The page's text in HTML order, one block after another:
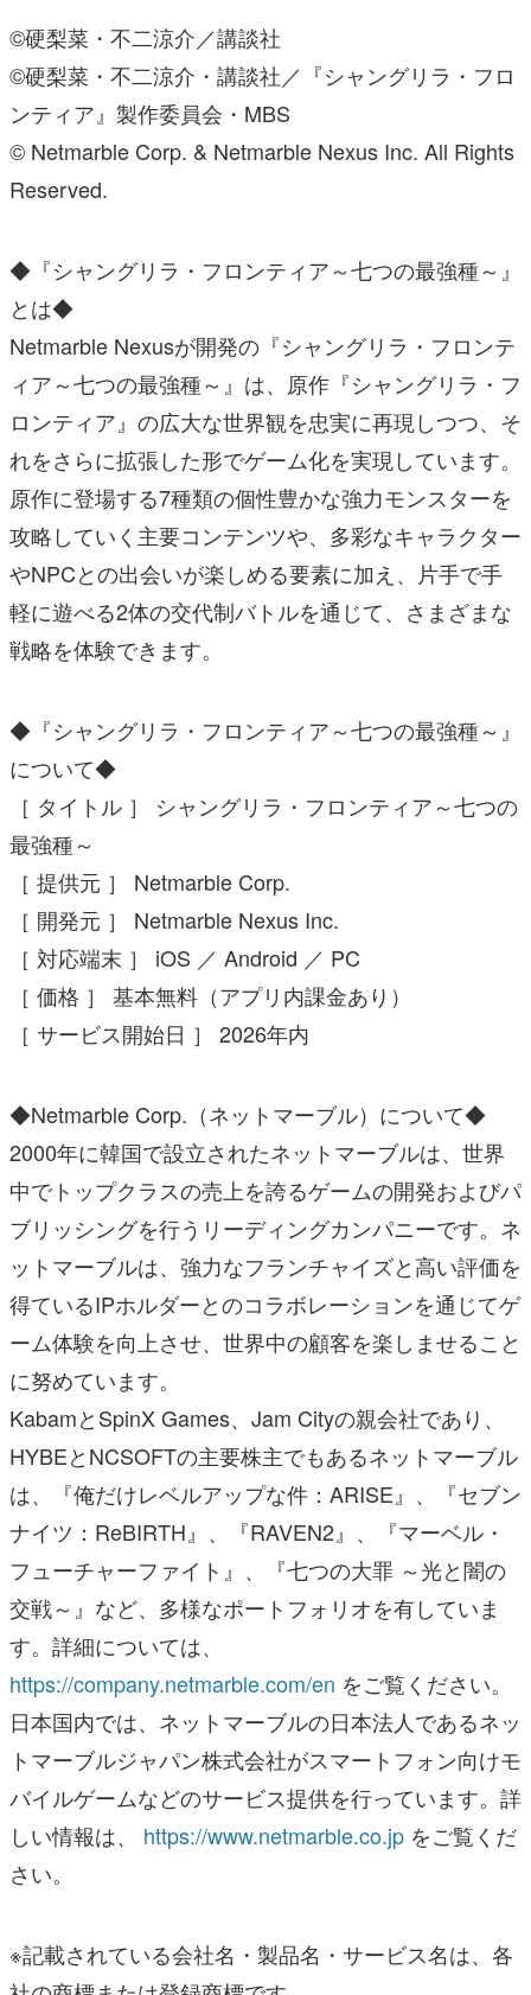
©硬梨菜・不二涼介／講談社
©硬梨菜・不二涼介・講談社／『シャングリラ・フロ
ンティア』製作委員会・MBS
© Netmarble Corp. & Netmarble Nexus Inc. All Rights
Reserved.
◆『シャングリラ・フロンティア～七つの最強種～』
とは◆
Netmarble Nexusが開発の『シャングリラ・フロンテ
ィア～七つの最強種～』は、原作『シャングリラ・フ
ロンティア』の広大な世界観を忠実に再現しつつ、そ
れをさらに拡張した形でゲーム化を実現しています。
原作に登場する7種類の個性豊かな強力モンスターを
攻略していく主要コンテンツや、多彩なキャラクター
やNPCとの出会いが楽しめる要素に加え、片手で手
軽に遊べる2体の交代制バトルを通じて、さまざまな
戦略を体験できます。
◆『シャングリラ・フロンティア～七つの最強種～』
について◆
［ タイトル ］ シャングリラ・フロンティア～七つの
最強種～
［ 提供元 ］ Netmarble Corp.
［ 開発元 ］ Netmarble Nexus Inc.
［ 対応端末 ］ iOS ／ Android ／ PC
［ 価格 ］ 基本無料（アプリ内課金あり）
［ サービス開始日 ］ 2026年内
◆Netmarble Corp.（ネットマーブル）について◆
2000年に韓国で設立されたネットマーブルは、世界
中でトップクラスの売上を誇るゲームの開発およびパ
ブリッシングを行うリーディングカンパニーです。ネ
ットマーブルは、強力なフランチャイズと高い評価を
得ているIPホルダーとのコラボレーションを通じてゲ
ーム体験を向上させ、世界中の顧客を楽しませること
に努めています。
KabamとSpinX Games、Jam Cityの親会社であり、
HYBEとNCSOFTの主要株主でもあるネットマーブル
は、『俺だけレベルアップな件：ARISE』、『セブン
ナイツ：ReBIRTH』、『RAVEN2』、『マーベル・
フューチャーファイト』、『七つの大罪 ～光と闇の
交戦～』など、多様なポートフォリオを有していま
す。詳細については、
https://company.netmarble.com/en をご覧ください。
日本国内では、ネットマーブルの日本法人であるネッ
トマーブルジャパン株式会社がスマートフォン向けモ
バイルゲームなどのサービス提供を行っています。詳
しい情報は、 https://www.netmarble.co.jp をご覧くだ
さい。
※記載されている会社名・製品名・サービス名は、各